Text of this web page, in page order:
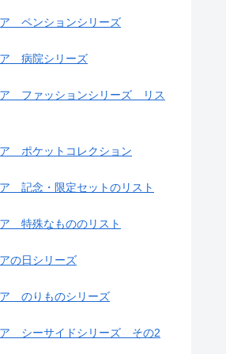
ペンションシリーズ
病院シリーズ
ア ファッションシリーズ リス
ポケットコレクション
記念・限定セットのリスト
特殊なもののリスト
の日シリーズ
のりものシリーズ
ア シーサイドシリーズ その2